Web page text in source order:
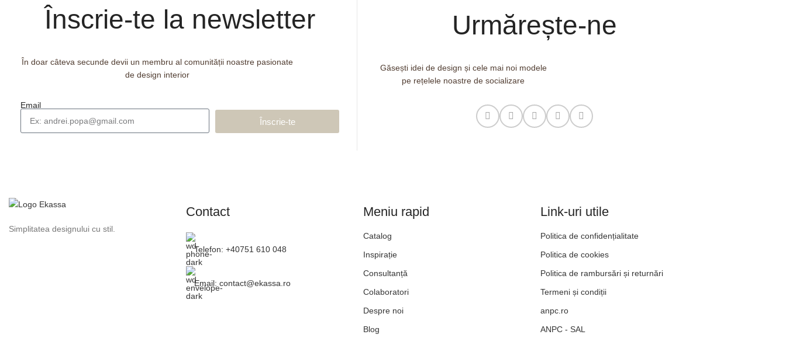
Înscrie-te la newsletter
În doar câteva secunde devii un membru al comunității noastre pasionate
de design interior
Email
Înscrie-te
Urmărește-ne
Găsești idei de design și cele mai noi modele
pe rețelele noastre de socializare
Simplitatea designului cu stil.
Contact
Telefon: +40751 610 048
Email: contact@ekassa.ro
Meniu rapid
Catalog
Inspirație
Consultanță
Colaboratori
Despre noi
Blog
Link-uri utile
Politica de confidențialitate
Politica de cookies
Politica de rambursări și returnări
Termeni și condiții
anpc.ro
ANPC - SAL